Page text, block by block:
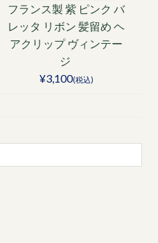
フランス製 紫 ピンク バ
レッタ リボン 髪留め ヘ
アクリップ ヴィンテー
ジ
¥3,100(税込)